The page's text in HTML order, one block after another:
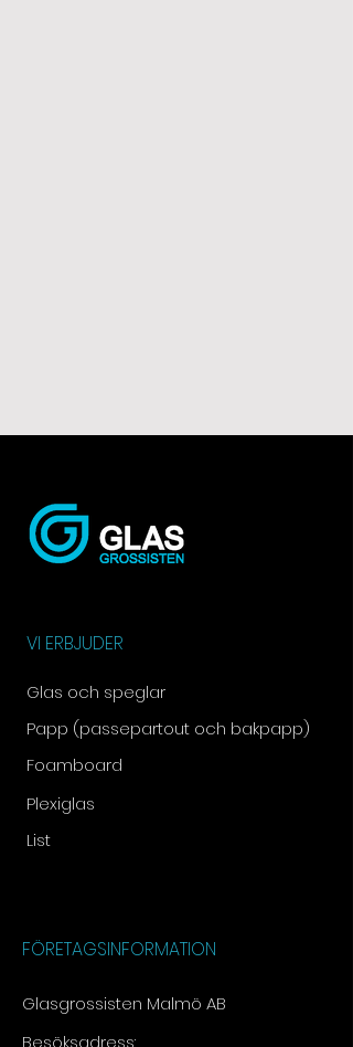
VI ERBJUDER
Glas och speglar
Papp (passepartout och bakpapp)
Foamboard
Plexiglas
List
FÖRETAGSINFORMATION
Glasgrossisten Malmö AB